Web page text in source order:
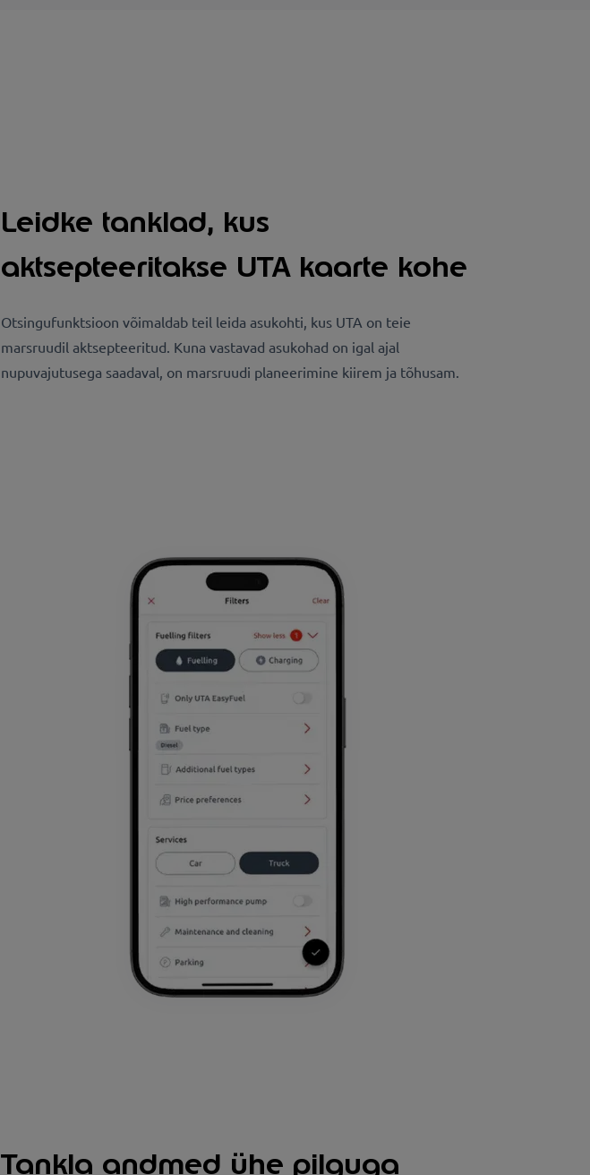
Leidke tanklad, kus
aktsepteeritakse UTA kaarte kohe
Otsingufunktsioon võimaldab teil leida asukohti, kus UTA on teie
marsruudil aktsepteeritud. Kuna vastavad asukohad on igal ajal
nupuvajutusega saadaval, on marsruudi planeerimine kiirem ja tõhusam.
Tankla andmed ühe pilguga